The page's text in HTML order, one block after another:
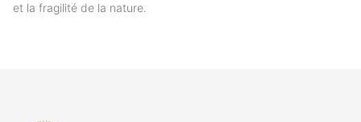
et la fragilité de la nature.